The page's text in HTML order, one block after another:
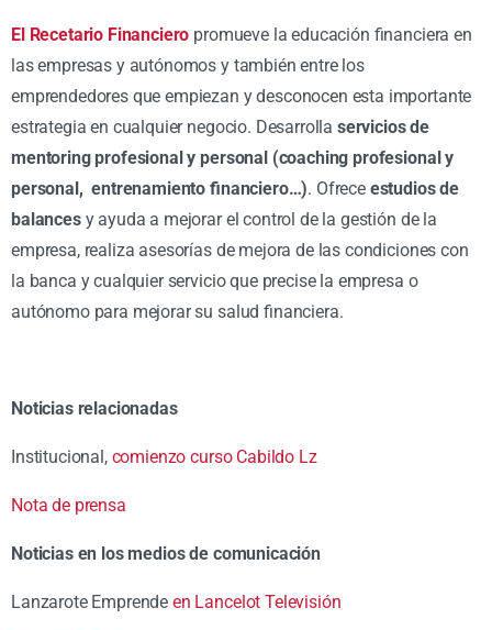
El Recetario Financiero promueve la educación financiera en
las empresas y autónomos y también entre los
emprendedores que empiezan y desconocen esta importante
estrategia en cualquier negocio. Desarrolla servicios de
mentoring profesional y personal (coaching profesional y
personal, entrenamiento financiero…). Ofrece estudios de
balancesy ayuda a mejorar el control de la gestión de la
empresa, realiza asesorías de mejora de las condiciones con
la banca y cualquier servicio que precise la empresa o
autónomo para mejorar su salud financiera.
Noticias relacionadas
Institucional, comienzo curso Cabildo Lz
Nota de prensa
Noticias en los medios de comunicación
Lanzarote Emprende en Lancelot Televisión